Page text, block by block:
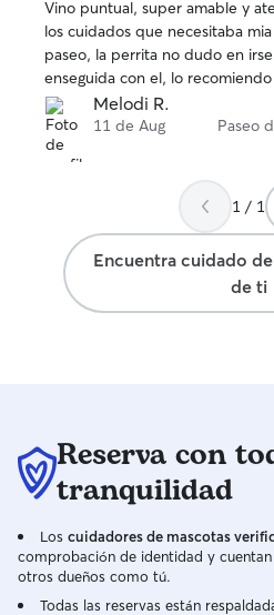
de
5
estrellas
Vino puntual, super amable y
los cuidados que necesitaba
paseo, la perrita no dudo en irse
enseguida con el, lo
Melodi R.
11 de Aug Paseo
1 / 1
Encuentra cuidado
de ti
Reserva con
tranquilidad
Los cuidadores de mascotas
comprobación de identidad y
otros dueños como tú.
Todas las reservas están